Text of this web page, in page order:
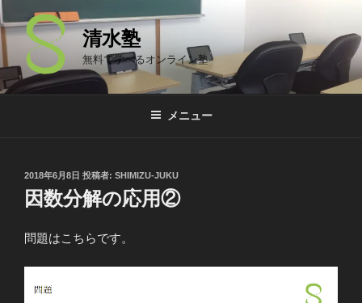
コ
ン
テ
ン
ツ
清水塾
無料で学べるオンライン塾
メニュー
投
稿
日:
2018年6月8日 投稿者: SHIMIZU-JUKU
因数分解の応用②
問題はこちらです。